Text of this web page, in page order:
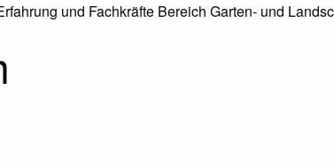
und Fachkräfte Bereich Garten- und